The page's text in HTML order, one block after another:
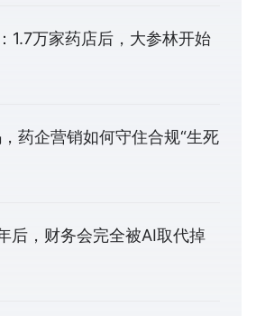
1.7万家药店后，大参林开始
药企营销如何守住合规“生死
后，财务会完全被AI取代掉